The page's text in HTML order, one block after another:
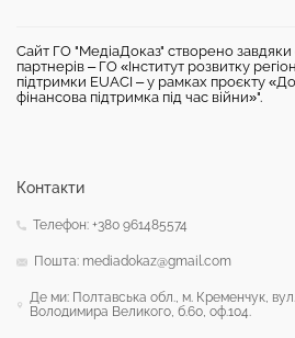
Сайт ГО "МедіаДоказ" створено завдяки
партнерів – ГО «Інститут розвитку
підтримки EUACI – у рамках проєкту
фінансова підтримка під час війни»".
Контакти
Телефон: +380 961485574
Пошта: mediadokaz@gmail.com
Де ми: Полтавська обл., м. Кременчук, вул.
Володимира Великого, б.60, оф.104.